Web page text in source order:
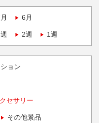
6月
2週 1週
ョン
セサリー
その他景品